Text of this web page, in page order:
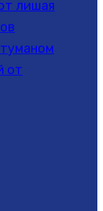
лишая
от